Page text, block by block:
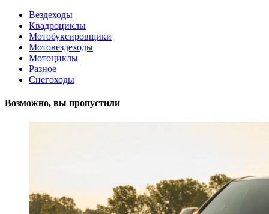
Вездеходы
Квадроциклы
Мотобуксировщики
Мотовездеходы
Мотоциклы
Разное
Снегоходы
Возможно, вы пропустили